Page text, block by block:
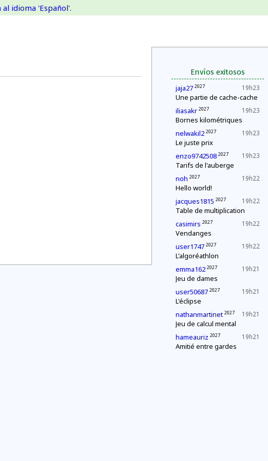
idioma 'Español'.
Envíos exitosos
19h23
jaja27 2027
Une partie de cache-cache
19h23
iliasakr 2027
Bornes kilométriques
19h23
nelwakil2 2027
Le juste prix
19h23
enzo9742508 2027
Tarifs de l'auberge
19h22
noh 2027
Hello world!
19h22
jacques1815 2027
Table de multiplication
19h22
casimirs 2027
Vendanges
19h22
user1747 2027
L'algoréathlon
19h21
emma162 2027
Jeu de dames
19h21
user50687 2027
L'éclipse
19h21
nathanmartinet 2027
Jeu de calcul mental
19h21
hameauriz 2027
Amitié entre gardes